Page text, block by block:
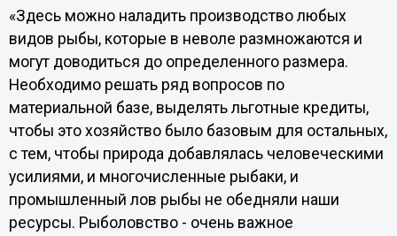
«Здесь можно наладить производство любых
видов рыбы, которые в неволе размножаются и
могут доводиться до определенного размера.
Необходимо решать ряд вопросов по
материальной базе, выделять льготные кредиты,
чтобы это хозяйство было базовым для остальных,
с тем, чтобы природа добавлялась человеческими
усилиями, и многочисленные рыбаки, и
промышленный лов рыбы не обедняли наши
ресурсы. Рыболовство - очень важное